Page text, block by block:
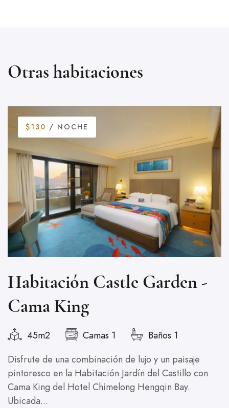
Otras habitaciones
$130 / NOCHE
Habitación Castle Garden -
Cama King
45m2 Camas 1
Baños 1
Disfrute de una combinación de lujo y un paisaje
pintoresco en la Habitación Jardín del Castillo con
Cama King del Hotel Chimelong Hengqin Bay.
Ubicada...